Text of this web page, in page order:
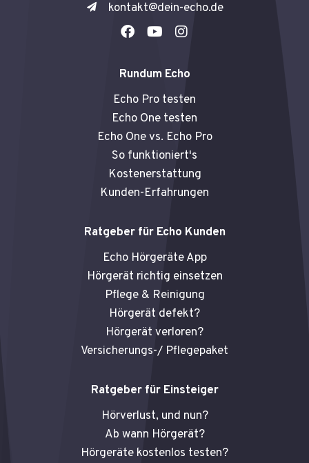
kontakt@dein-echo.de
F
e
o
o
k
Y
t
b
e
I
t
g
r
a
m
Rundum Echo
Echo Pro testen
Echo One testen
Echo One vs. Echo Pro
So funktioniert's
Kostenerstattung
Kunden-Erfahrungen
Ratgeber für Echo Kunden
Echo Hörgeräte App
Hörgerät richtig einsetzen
Pflege & Reinigung
Hörgerät defekt?
Hörgerät verloren?
Versicherungs-/ Pflegepaket
Ratgeber für Einsteiger
Hörverlust, und nun?
Ab wann Hörgerät?
Hörgeräte kostenlos testen?